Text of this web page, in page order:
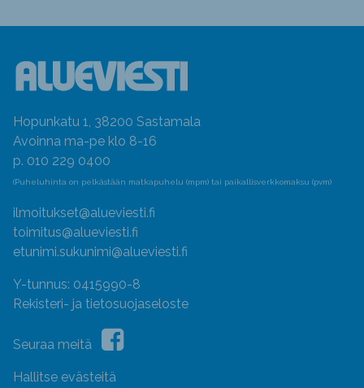
Hopunkatu 1, 38200 Sastamala
Avoinna ma-pe klo 8-16
p. 010 229 0400
(Puheluhinta on pelkästään matkapuhelu (mpm) tai paikallisverkkomaksu (pvm)
ilmoitukset@alueviesti.fi
toimitus@alueviesti.fi
etunimi.sukunimi@alueviesti.fi
Y-tunnus: 0415990-8
Rekisteri- ja tietosuojaseloste
Seuraa meitä
Hallitse evästeitä